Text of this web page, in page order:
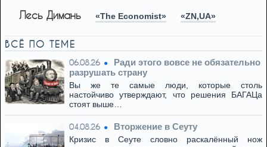
Лесь Димань «The Economist» «ZN,UA»
ВСЁ ПО ТЕМЕ
06.08.26
Ради этого вовсе не обязательно
разрушать страну
Вы же те самые люди, которые столь
настойчиво утверждают, что решения БАГАЦа
стоят выше…
04.08.26 Вторжение в Сеуту
Кризис в Сеуте словно раскалённый нож